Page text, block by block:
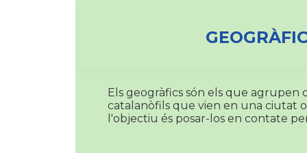
Els geogràfics són els que agrupen
catalanòfils que vien en una ciutat
l'objectiu és posar-los en contate